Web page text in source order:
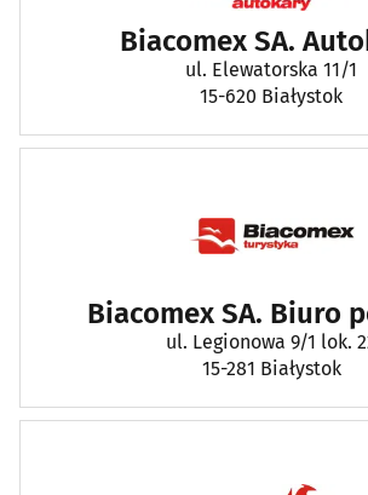
Biacomex SA.
ul. Elewatorska 11/1
15-620 Białystok
Biacomex SA. Biuro
ul. Legionowa 9/1 lok.
15-281 Białystok